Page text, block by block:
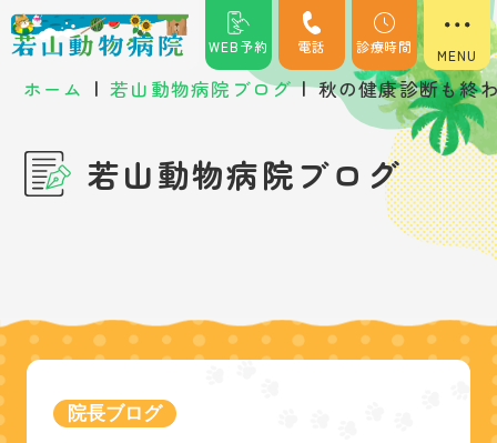
WEB予約 電話 診療時間
ホーム | 若山動物病院ブログ | 秋の健康診断も終
若山動物病院ブログ
院長ブログ